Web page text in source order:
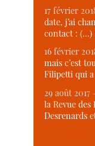
17 février
date, j’ai
contact : (…)
16 février
mais c’est
Filipetti qui
29 août 2017
la Revue des
Desrenards